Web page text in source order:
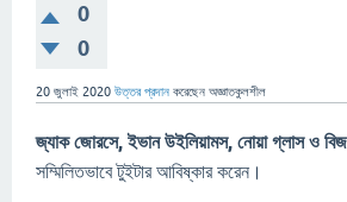
0
0
20 জুলাই 2020 উত্তর প্রদান করেছেন অজ্ঞাতকুলশীল
জ্যাক জোরসে, ইভান উইলিয়ামস, নোয়া গ্লাস ও
সম্মিলিতভাবে টুইটার আবিষ্কার করেন।